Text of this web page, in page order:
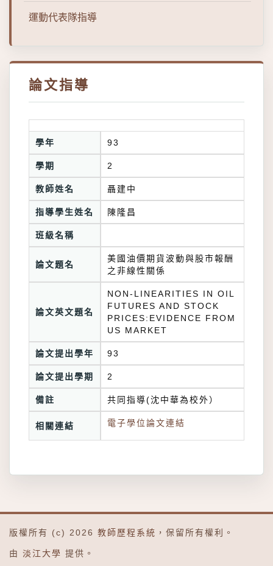
運動代表隊指導
論文指導
學年 93
學期 2
教師姓名 聶建中
指導學生姓名 陳隆昌
班級名稱
論文題名
美國油價期貨波動與股市報酬
之非線性關係
論文英文題名
NON-LINEARITIES IN OIL
FUTURES AND STOCK
PRICES:EVIDENCE FROM
US MARKET
論文提出學年 93
論文提出學期 2
備註 共同指導(沈中華為校外）
相關連結 電子學位論文連結
版權所有 (c) 2026 教師歷程系統 ，保留所有權利。
由 淡江大學 提供。